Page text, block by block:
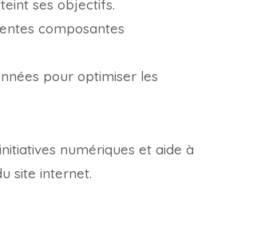
ses objectifs.
composantes
pour optimiser les
numériques et aide à
site internet.